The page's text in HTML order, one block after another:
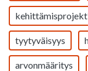
tyytyväisyys
arvonmääritys